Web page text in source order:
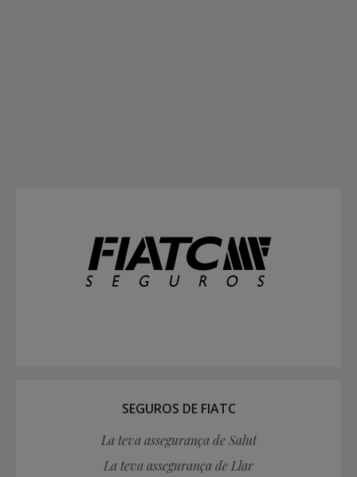
SEGUROS DE FIATC
La teva assegurança de Salut
La teva assegurança de Llar